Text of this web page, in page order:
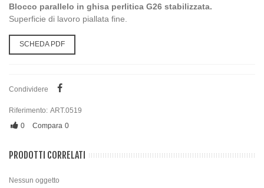
Blocco parallelo in ghisa perlitica G26 stabilizzata.
Superficie di lavoro piallata fine.
SCHEDA PDF
Condividere
Riferimento: ART.0519
0
Compara 0
PRODOTTI CORRELATI
Nessun oggetto